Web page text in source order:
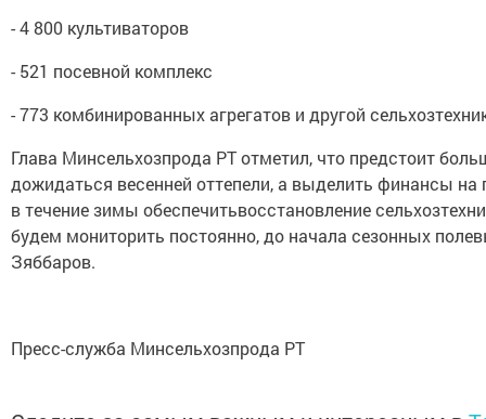
- 4 800 культиваторов
- 521 посевной комплекс
- 773 комбинированных агрегатов и другой
Глава Минсельхозпрода РТ отметил, что предстоит
дожидаться весенней оттепели, а выделить финансы на
в течение зимы обеспечитьвосстановление
будем мониторить постоянно, до начала сезонных
Зяббаров.
Пресс-служба Минсельхозпрода РТ